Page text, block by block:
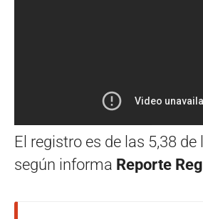
El registro es de las 5,38
según informa Reporte